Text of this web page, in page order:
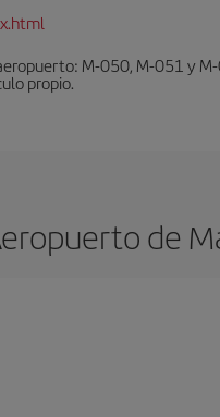
M-050, M-051 y
propio.
de